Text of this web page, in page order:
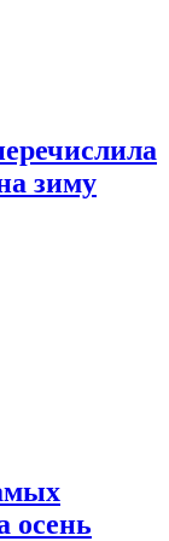
зиму
осень